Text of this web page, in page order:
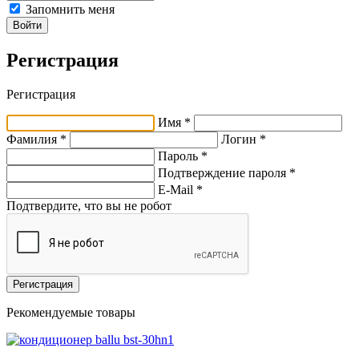
Запомнить меня
Войти
Регистрация
Регистрация
Имя *
Фамилия *
Логин *
Пароль *
Подтверждение пароля *
E-Mail *
Подтвердите, что вы не робот
Регистрация
Рекомендуемые товары